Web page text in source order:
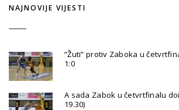
NAJNOVIJE VIJESTI
“Žuti” protiv Zaboka u
1:0
A sada Zabok u četvrtfinalu
19.30)